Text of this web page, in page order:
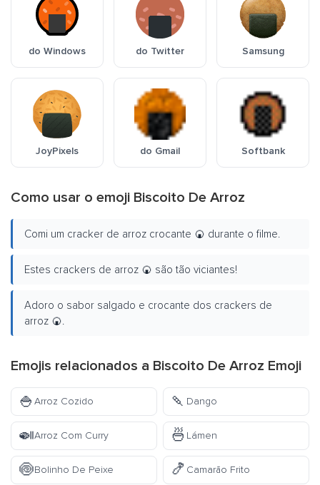
do Windows do Twitter Samsung
JoyPixels do Gmail Softbank
Como usar o emoji Biscoito De Arroz
Comi um cracker de arroz crocante 🍘 durante o filme.
Estes crackers de arroz 🍘 são tão viciantes!
Adoro o sabor salgado e crocante dos crackers de
arroz 🍘.
Emojis relacionados a Biscoito De Arroz Emoji
🍚 Arroz Cozido 🍡 Dango
🍛Arroz Com Curry 🍜 Lámen
🍥Bolinho De Peixe 🍤 Camarão Frito